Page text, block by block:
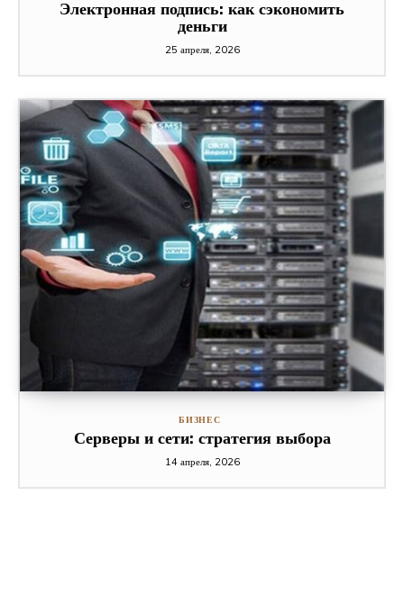
Электронная подпись: как сэкономить
деньги
25 апреля, 2026
БИЗНЕС
Серверы и сети: стратегия выбора
14 апреля, 2026